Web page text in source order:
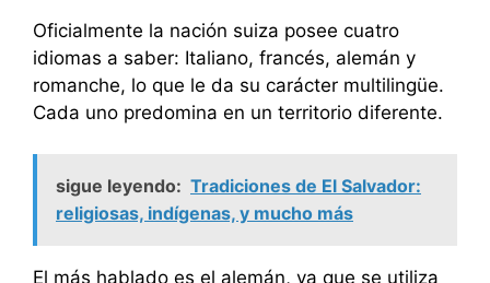
Oficialmente la nación suiza posee cuatro
idiomas a saber: Italiano, francés, alemán y
romanche, lo que le da su carácter multilingüe.
Cada uno predomina en un territorio diferente.
sigue leyendo: Tradiciones de El Salvador:
religiosas, indígenas, y mucho más
El más hablado es el alemán, ya que se utiliza